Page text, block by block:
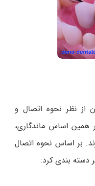
از نظر نحوه اتصال و
همین اساس ماندگاری،
بر اساس نحوه اتصال
دسته بندی کرد: